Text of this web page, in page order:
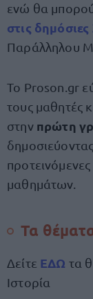
ενώ θα
στις
Παράλληλου
Το Proson.gr
τους μαθητές
στην πρώτη
μαθημάτων.
Τα
Δείτε ΕΔΩ τα
Ιστορία